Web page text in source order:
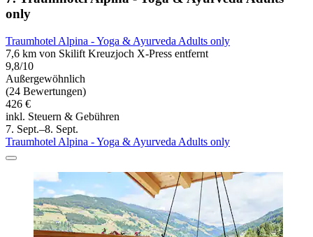
only
Traumhotel Alpina - Yoga & Ayurveda Adults only
7,6 km von Skilift Kreuzjoch X-Press entfernt
9,8/10
Außergewöhnlich
(24 Bewertungen)
426 €
inkl. Steuern & Gebühren
7. Sept.–8. Sept.
Traumhotel Alpina - Yoga & Ayurveda Adults only